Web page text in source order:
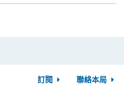
訂閱 聯絡本局